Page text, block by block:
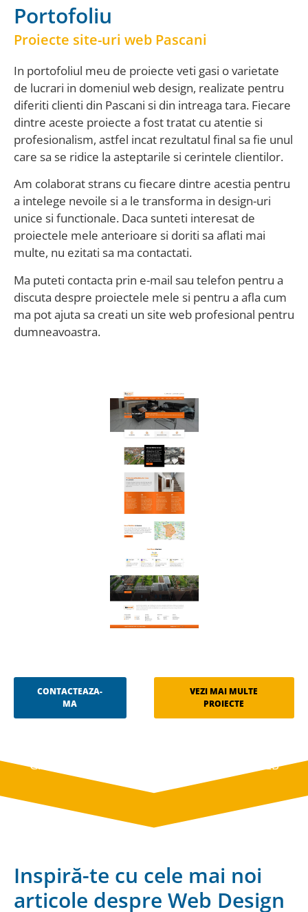
Portofoliu
Proiecte site-uri web Pascani
In portofoliul meu de proiecte veti gasi o varietate
de lucrari in domeniul web design, realizate pentru
diferiti clienti din Pascani si din intreaga tara. Fiecare
dintre aceste proiecte a fost tratat cu atentie si
profesionalism, astfel incat rezultatul final sa fie unul
care sa se ridice la asteptarile si cerintele clientilor.
Am colaborat strans cu fiecare dintre acestia pentru
a intelege nevoile si a le transforma in design-uri
unice si functionale. Daca sunteti interesat de
proiectele mele anterioare si doriti sa aflati mai
multe, nu ezitati sa ma contactati.
Ma puteti contacta prin e-mail sau telefon pentru a
discuta despre proiectele mele si pentru a afla cum
ma pot ajuta sa creati un site web profesional pentru
dumneavoastra.
CONTACTEAZA-
MA
VEZI MAI MULTE
PROIECTE
Gratuit
TopDirector – Design si dezvoltare WEB
Inspiră-te cu cele mai noi
articole despre Web Design